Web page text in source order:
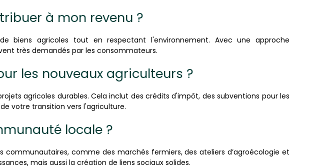
à mon revenu ?
biens agricoles tout en respectant l'environnement. Avec une approche
très demandés par les consommateurs.
les nouveaux agriculteurs ?
agricoles durables. Cela inclut des crédits d'impôt, des subventions pour les
votre transition vers l'agriculture.
locale ?
comme des marchés fermiers, des ateliers d’agroécologie et
mais aussi la création de liens sociaux solides.